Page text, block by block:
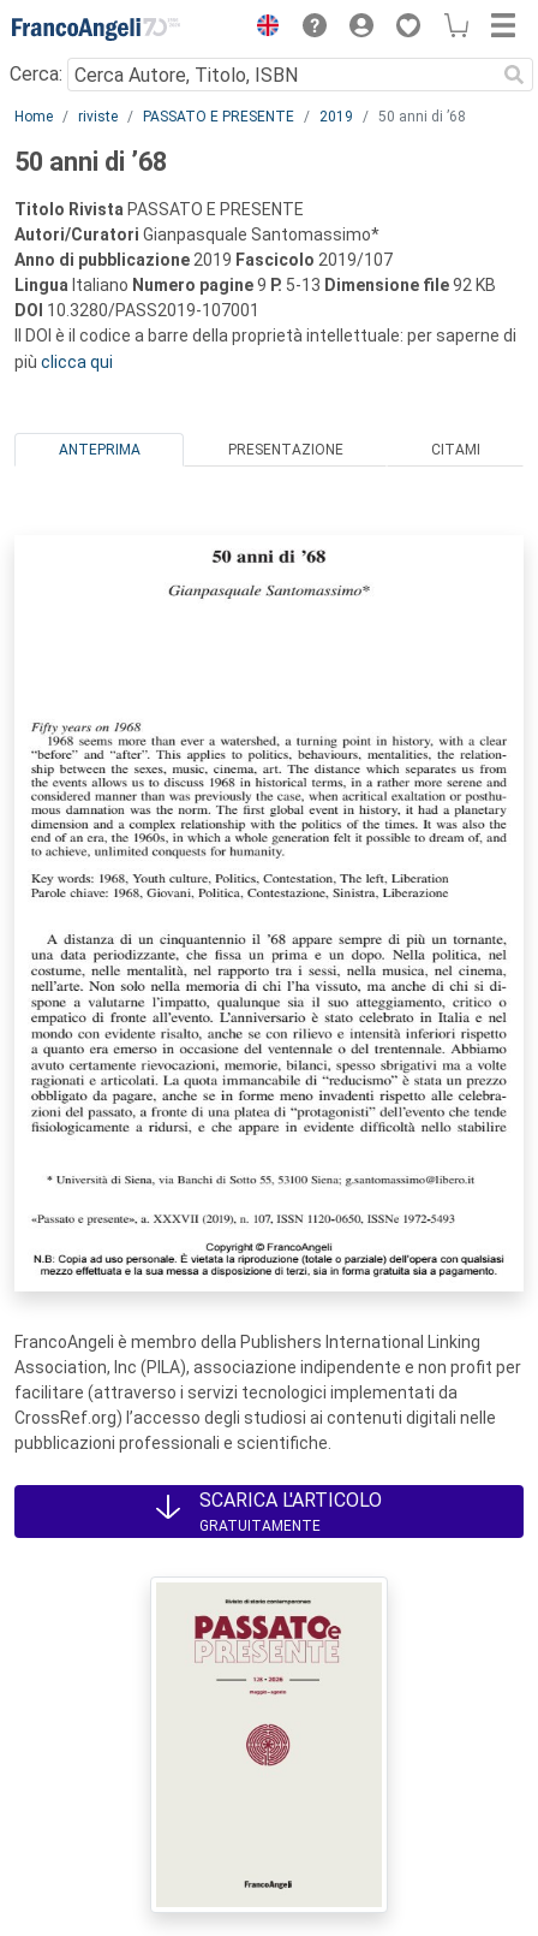
Menu
Cerca:
Main content
Home riviste PASSATO E PRESENTE 2019 50 anni di ’68
50 anni di ’68
Titolo Rivista PASSATO E PRESENTE
Autori/Curatori Gianpasquale Santomassimo*
Anno di pubblicazione 2019 Fascicolo 2019/107
Lingua Italiano Numero pagine9 P. 5-13 Dimensione file92 KB
DOI 10.3280/PASS2019-107001
Il DOI è il codice a barre della proprietà intellettuale: per saperne di
più clicca qui
ANTEPRIMA PRESENTAZIONE CITAMI
FrancoAngeli è membro della Publishers International Linking
Association, Inc (PILA), associazione indipendente e non profit per
facilitare (attraverso i servizi tecnologici implementati da
CrossRef.org) l’accesso degli studiosi ai contenuti digitali nelle
pubblicazioni professionali e scientifiche.
SCARICA L'ARTICOLO
GRATUITAMENTE